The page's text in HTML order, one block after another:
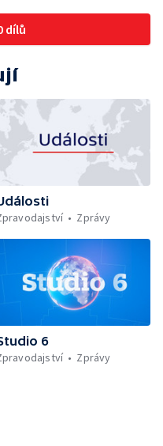
dílů
Zprávy
6
Zprávy